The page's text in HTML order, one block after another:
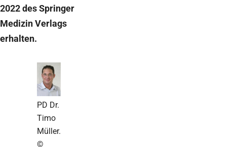
2022 des Springer
Medizin Verlags
erhalten.
PD Dr.
Timo
Müller.
©